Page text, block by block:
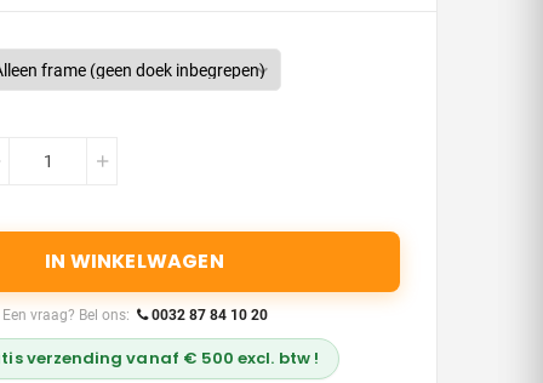
IN WINKELWAGEN
Een vraag? Bel ons: 0032 87 84 10 20
verzending vanaf € 500 excl. btw !